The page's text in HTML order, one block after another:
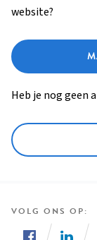
website?
Heb je nog geen
VOLG ONS OP